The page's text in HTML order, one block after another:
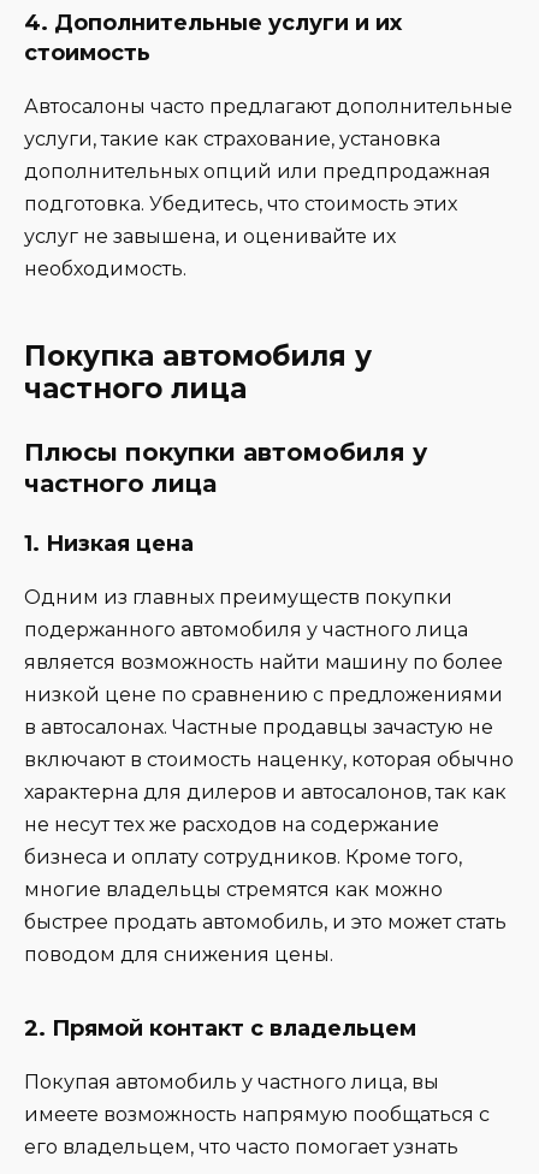
4. Дополнительные услуги и их
стоимость
Автосалоны часто предлагают дополнительные
услуги, такие как страхование, установка
дополнительных опций или предпродажная
подготовка. Убедитесь, что стоимость этих
услуг не завышена, и оценивайте их
необходимость.
Покупка автомобиля у
частного лица
Плюсы покупки автомобиля у
частного лица
1. Низкая цена
Одним из главных преимуществ покупки
подержанного автомобиля у частного лица
является возможность найти машину по более
низкой цене по сравнению с предложениями
в автосалонах. Частные продавцы зачастую не
включают в стоимость наценку, которая обычно
характерна для дилеров и автосалонов, так как
не несут тех же расходов на содержание
бизнеса и оплату сотрудников. Кроме того,
многие владельцы стремятся как можно
быстрее продать автомобиль, и это может стать
поводом для снижения цены.
2. Прямой контакт с владельцем
Покупая автомобиль у частного лица, вы
имеете возможность напрямую пообщаться с
его владельцем, что часто помогает узнать